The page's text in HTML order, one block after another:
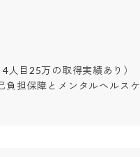
目25万の取得実績あり）
担保障とメンタルヘルスケ